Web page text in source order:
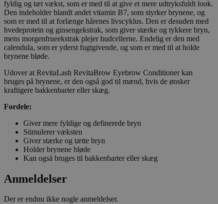
fyldig og tæt vækst, som er med til at give et mere udtryksfuldt look.
Den indeholder blandt andet vitamin B7, som styrker brynene, og
som er med til at forlænge hårenes livscyklus. Den er desuden med
hvedeprotein og ginsengekstrak, som giver stærke og tykkere bryn,
mens morgenfrueekstrak plejer hudcellerne. Endelig er den med
calendula, som er yderst fugtgivende, og som er med til at holde
brynene bløde.
Udover at RevitaLash RevitaBrow Eyebrow Conditioner kan
bruges på brynene, er den også god til mænd, hvis de ønsker
kraftigere bakkenbarter eller skæg.
Fordele:
Giver mere fyldige og definerede bryn
Stimulerer væksten
Giver stærke og tætte bryn
Holder brynene bløde
Kan også bruges til bakkenbarter eller skæg
Anmeldelser
Der er endnu ikke nogle anmeldelser.
såsom brugerlogin og kontoadministration.
Hjemmesiden kan ikke bruges korrekt uden de
absolut nødvendige cookies.
Navn
Udbyder/
woocommerce_cart_hash
Automattic
{32}